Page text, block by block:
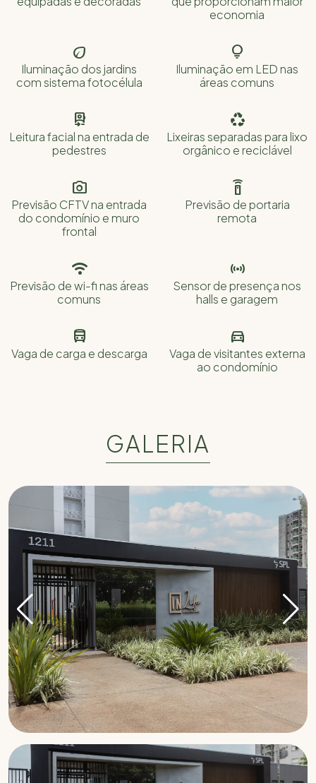
economia

Iluminação dos jardins
com sistema fotocélula

Iluminação em LED nas
áreas comuns

Leitura facial na entrada de
pedestres

Lixeiras separadas para lixo
orgânico e reciclável

Previsão CFTV na entrada
do condomínio e muro
frontal

Previsão de portaria
remota

Previsão de wi-fi nas áreas
comuns

Sensor de presença nos
halls e garagem

Vaga de carga e descarga

Vaga de visitantes externa
ao condomínio
GALERIA